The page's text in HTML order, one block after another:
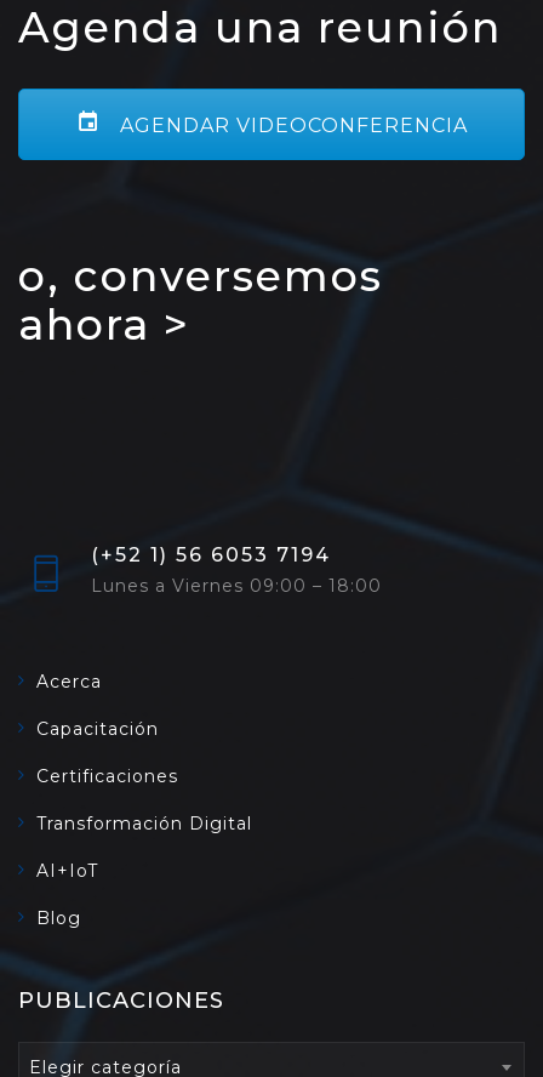
Agenda una reunión
AGENDAR VIDEOCONFERENCIA
o, conversemos
ahora >
(+52 1) 56 6053 7194
Lunes a Viernes 09:00 – 18:00
Acerca
Capacitación
Certificaciones
Transformación Digital
AI+IoT
Blog
PUBLICACIONES
PUBLICACIONES
Elegir categoría